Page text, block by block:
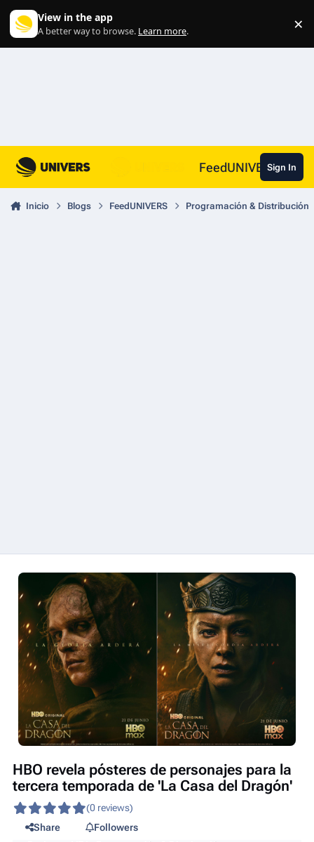
View in the app
A better way to browse. Learn more. ×
FeedUNIVERSSign In
Inicio Blogs FeedUNIVERS Programación & Distribución
HBO revela pósteres de personajes para la
tercera temporada de 'La Casa del Dragón'
(0 reviews)
Share
Followers